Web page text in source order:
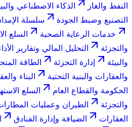
النفط والغاز
الذكاء الاصطناعي
التصنيع وضبط الجودة
سلسلة
خدمات الرعاية الصحية
السلع
والتجزئة
التحليل المالي وتقارير
والبيئة
إدارة التجزئة الطاقة
والعقارات والبنية التحتية
البناء
الحكومة والقطاع العام
السلع
والتجزئة
الطيران وعمليات
العقارات
الضيافة وإدارة الفنادق